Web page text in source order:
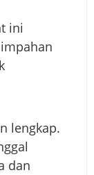
ini
lengkap.
dan